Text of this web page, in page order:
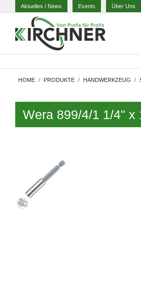
Aktuelles / News Events Über Uns
HOME PRODUKTE HANDWERKZEUG
Wera 899/4/1 1/4" x